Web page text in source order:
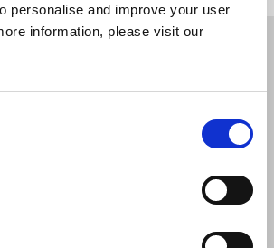
personalise and improve your user
information, please visit our